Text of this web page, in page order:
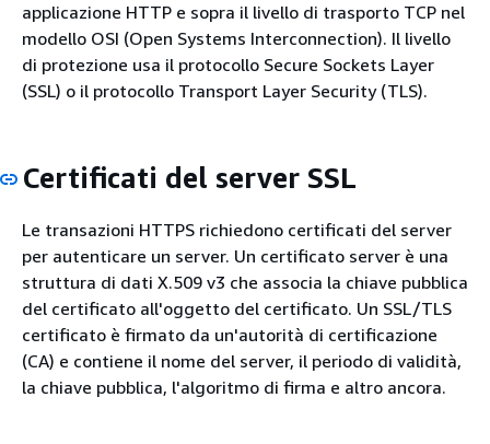
applicazione HTTP e sopra il livello di trasporto TCP nel
modello OSI (Open Systems Interconnection). Il livello
di protezione usa il protocollo Secure Sockets Layer
(SSL) o il protocollo Transport Layer Security (TLS).
Certificati del server SSL
Le transazioni HTTPS richiedono certificati del server
per autenticare un server. Un certificato server è una
struttura di dati X.509 v3 che associa la chiave pubblica
del certificato all'oggetto del certificato. Un SSL/TLS
certificato è firmato da un'autorità di certificazione
(CA) e contiene il nome del server, il periodo di validità,
la chiave pubblica, l'algoritmo di firma e altro ancora.